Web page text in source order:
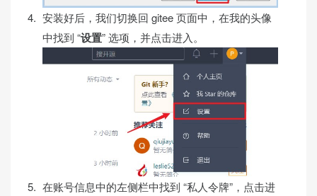
安装好后，我们切换回 gitee 页面中，在我的头像
中找到 “设置” 选项，并点击进入。
在账号信息中的左侧栏中找到 “私人令牌”，点击进